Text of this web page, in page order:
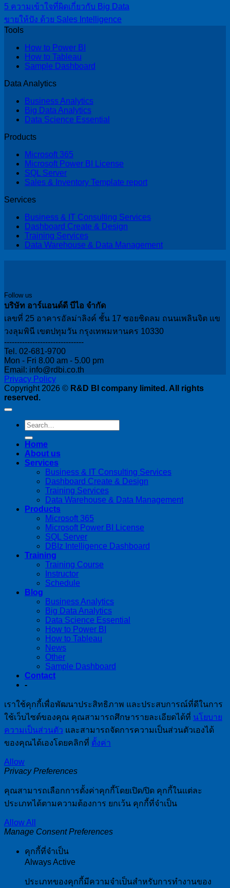
5 ความเข้าใจที่ผิดเกี่ยวกับ Big Data
ขายให้ปัง ด้วย Sales Intelligence
Tools
How to Power BI
How to Tableau
Sample Dashboard
Data Analytics
Business Analytics
Big Data Analytics
Data Science Essential
Products
Microsoft 365
Microsoft Power BI License
SQL Server
Sales & Inventory Template report
Services
Business & IT Consulting Services
Dashboard Create & Design
Training Services
Data Warehouse & Data Management
Follow us
บริษัท อาร์แอนด์ดี บีไอ จำกัด
เลขที่ 25 อาคารอัลม่าลิงค์ ชั้น 17 ซอยชิดลม ถนนเพลินจิต แข
วงลุมพินี เขตปทุมวัน กรุงเทพมหานคร 10330
-------------------------------
Tel. 02-681-9700
Mon - Fri 8.00 am - 5.00 pm
Email: info@rdbi.co.th
Privacy Policy
Copyright 2026 © R&D BI company limited. All rights
reserved.
Home
About us
Services
Business & IT Consulting Services
Dashboard Create & Design
Training Services
Data Warehouse & Data Management
Products
Microsoft 365
Microsoft Power BI License
SQL Server
DBIz Intelligence Dashboard
Training
Training Course
Instructor
Schedule
Blog
Business Analytics
Big Data Analytics
Data Science Essential
How to Power BI
How to Tableau
News
Other
Sample Dashboard
Contact
-
เราใช้คุกกี้เพื่อพัฒนาประสิทธิภาพ และประสบการณ์ที่ดีในการ
ใช้เว็บไซต์ของคุณ คุณสามารถศึกษารายละเอียดได้ที่ นโยบาย
ความเป็นส่วนตัว และสามารถจัดการความเป็นส่วนตัวเองได้
ของคุณได้เองโดยคลิกที่ ตั้งค่า
Allow
Privacy Preferences
คุณสามารถเลือกการตั้งค่าคุกกี้โดยเปิด/ปิด คุกกี้ในแต่ละ
ประเภทได้ตามความต้องการ ยกเว้น คุกกี้ที่จำเป็น
Allow All
Manage Consent Preferences
คุกกี้ที่จำเป็น
Always Active
ประเภทของคุกกี้มีความจำเป็นสำหรับการทำงานของ